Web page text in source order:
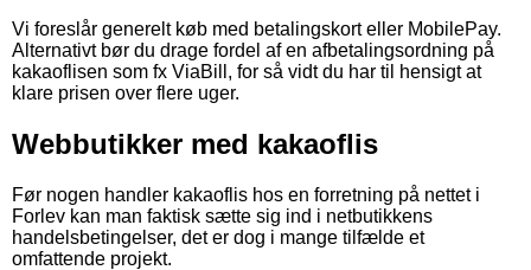
Vi foreslår generelt køb med betalingskort eller MobilePay.
Alternativt bør du drage fordel af en afbetalingsordning på
kakaoflisen som fx ViaBill, for så vidt du har til hensigt at
klare prisen over flere uger.
Webbutikker med kakaoflis
Før nogen handler kakaoflis hos en forretning på nettet i
Forlev kan man faktisk sætte sig ind i netbutikkens
handelsbetingelser, det er dog i mange tilfælde et
omfattende projekt.